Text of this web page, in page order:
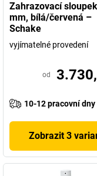
Zahrazovací
mm, bílá/červená –
Schake
vyjímatelné provedení
od
10-12 pracovní dny
Zobrazit 3